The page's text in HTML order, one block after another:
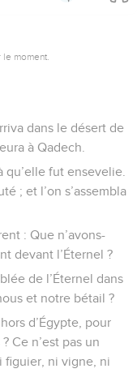
moment.
dans le désert de
à Qadech.
qu’elle fut ensevelie.
; et l’on s’assembla
: Que n’avons-
devant l’Éternel ?
de l’Éternel dans
et notre bétail ?
d’Égypte, pour
Ce n’est pas un
figuier, ni vigne, ni